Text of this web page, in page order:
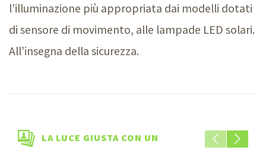
l’illuminazione più appropriata dai modelli dotati
di sensore di movimento, alle lampade LED solari.
All’insegna della sicurezza.
LA LUCE GIUSTA CON UN